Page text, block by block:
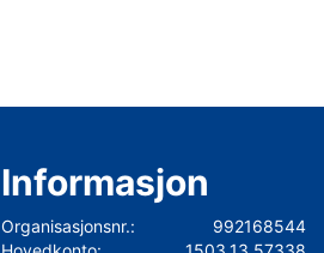
Informasjon
Organisasjonsnr.:
992168544